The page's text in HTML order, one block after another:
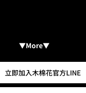
▼More▼
立即加入木棉花官方LINE